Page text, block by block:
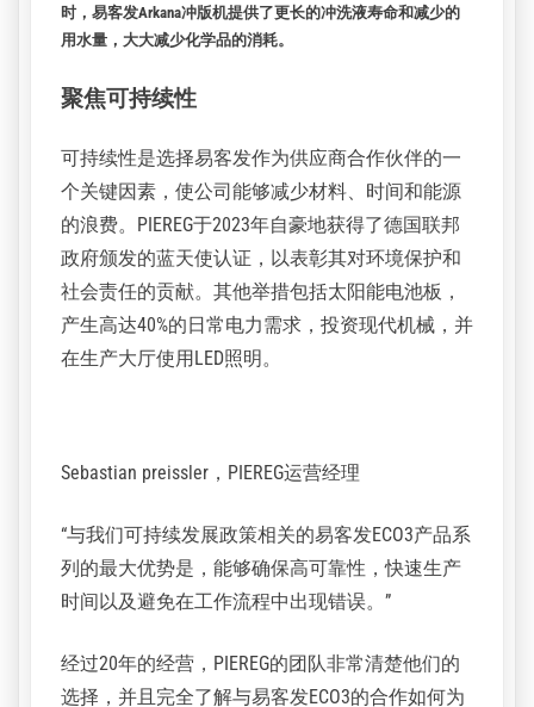
其中两个印刷机是B3尺寸，大大受益于易客发Energy Elite Pro
印版的优势。PIEREG采用280 lpi Sublima加网印刷，这种印版
时，易客发Arkana冲版机提供了更长的冲洗液寿命和减少的
聚焦可持续性
可持续性是选择易客发作为供应商合作伙伴的一
个关键因素，使公司能够减少材料、时间和能源
的浪费。PIEREG于2023年自豪地获得了德国联邦
政府颁发的蓝天使认证，以表彰其对环境保护和
社会责任的贡献。其他举措包括太阳能电池板，